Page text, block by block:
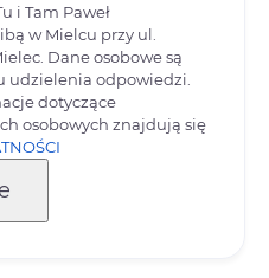
i Tam Paweł
w Mielcu przy ul.
Dane osobowe są
udzielenia odpowiedzi.
dotyczące
osobowych znajdują się